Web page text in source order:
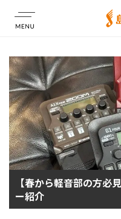
店舗情報
【春から軽音部の方必
ー紹介